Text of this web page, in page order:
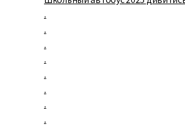
.
.
.
.
.
.
.
.